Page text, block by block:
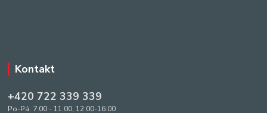
Kontakt
+420 722 339 339
Po-Pá: 7:00 - 11:00, 12:00-16:00